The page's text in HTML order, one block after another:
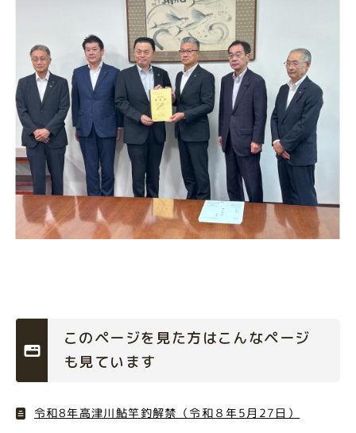
このページを見た方はこんなページ
も見ています
令和8年高津川鮎竿釣解禁（令和８年5月27日）